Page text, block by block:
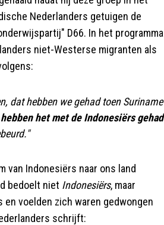
Nederlanders getuigen de
D66. In het programma
niet-Westerse migranten als
dat hebben we gehad toen Suriname
hebben het met de Indonesiërs gehad
van Indonesiërs naar ons land
bedoelt niet Indonesiërs, maar
en voelden zich waren gedwongen
schrijft: